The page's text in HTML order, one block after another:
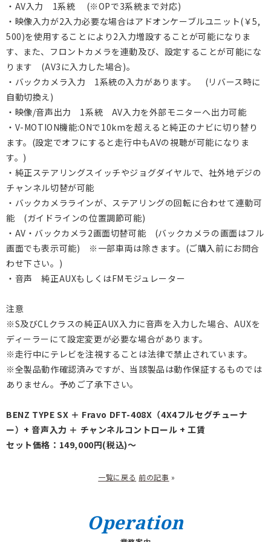
・AV入力 1系統 (※OPで3系統まで対応)
・映像入力が2入力必要な場合はアドオンケーブルユニット(￥5,
500)を使用することにより2入力増設することが可能になりま
す、また、フロントカメラを連動及び、設定することが可能にな
ります (AV3に入力した場合)。
・バックカメラ入力 1系統の入力があります。 (リバース時に
自動切換え)
・映像/音声出力 1系統 AV入力を外部モニターへ出力可能
・V-MOTION機能:ONで10kmを超えると純正のナビに切り替り
ます。(設定でオフにすると走行中もAVの視聴が可能になりま
す。)
・純正ステアリングスイッチやジョグダイヤルで、社外地デジの
チャンネル切替が可能
・バックカメララインが、ステアリングの回転に合わせて連動可
能 (ガイドラインの位置調節可能)
・AV・バックカメラ2画面切替可能 (バックカメラの画面はフル
画面でも表示可能) ※一部車両は除きます。(ご購入前にお問合
わせ下さい。)
・音声 純正AUXもしくはFMモジュレーター
注意
※S及びCLクラスの純正AUX入力に音声を入力した場合、AUXを
ディーラーにて設定変更が必要な場合があります。
※走行中にテレビを注視することは法律で禁止されています。
※全製品動作確認済みですが、当該製品は動作保証するものでは
ありません。予めご了承下さい。
BENZ TYPE SX ＋ Fravo DFT-408X（4X4フルセグチューナ
ー）+ 音声入力 ＋ チャンネルコントロール + 工賃
セット価格：149,000円(税込)～
一覧に戻る 前の記事 »
Operation